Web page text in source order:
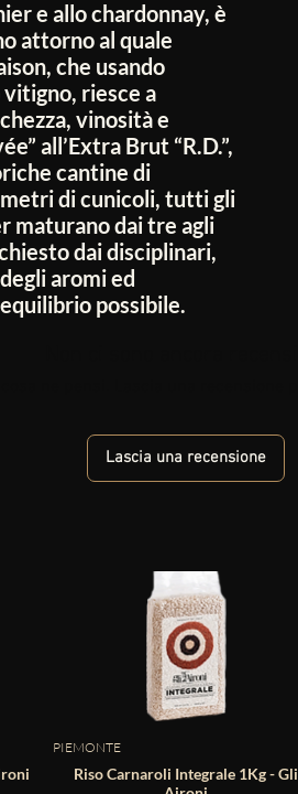
e allo chardonnay, è
attorno al quale
che usando
riesce a
vinosità e
all’Extra Brut “R.D.”,
cantine di
di cunicoli, tutti gli
maturano dai tre agli
dai disciplinari,
aromi ed
possibile.
Lascia una recensione
PIEMONTE
Riso Carnaroli Integrale 1Kg - Gli